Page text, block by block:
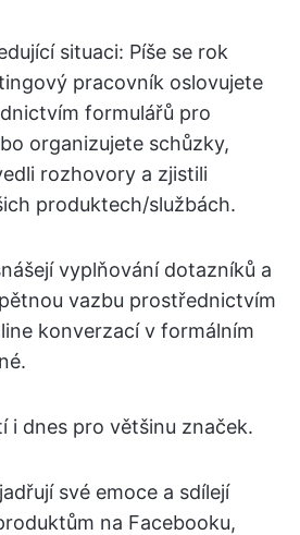
situaci: Píše se rok
pracovník oslovujete
formulářů pro
organizujete schůzky,
rozhovory a zjistili
produktech/službách.
vyplňování dotazníků a
vazbu prostřednictvím
konverzací v formálním
i dnes pro většinu značek.
své emoce a sdílejí
na Facebooku,